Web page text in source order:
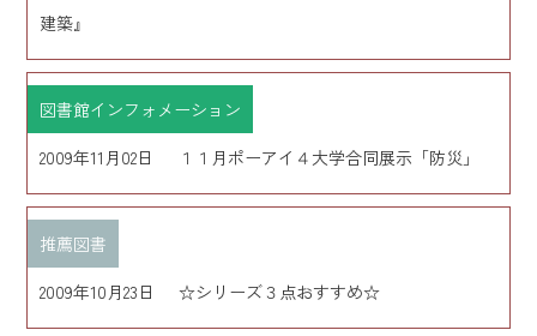
建築』
図書館インフォメーション
2009年11月02日
１１月ポーアイ４大学合同展示「防災」
推薦図書
2009年10月23日
☆シリーズ３点おすすめ☆